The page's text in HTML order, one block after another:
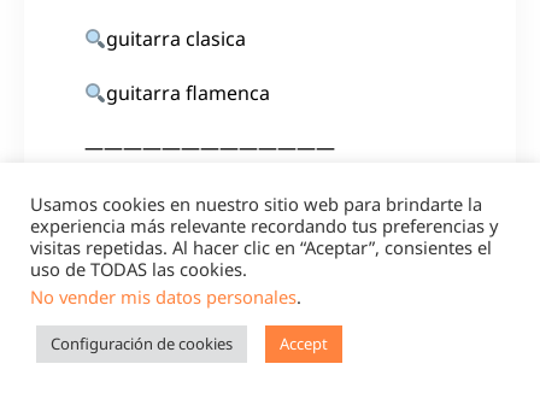
guitarra clasica
guitarra flamenca
—————————————
ACERCA DE NOSOTROS:
Contact our support email:
contacto@guitarraexpress.com
BLOG:
Usamos cookies en nuestro sitio web para brindarte la
experiencia más relevante recordando tus preferencias y
visitas repetidas. Al hacer clic en “Aceptar”, consientes el
uso de TODAS las cookies.
No vender mis datos personales.
Configuración de cookies Accept